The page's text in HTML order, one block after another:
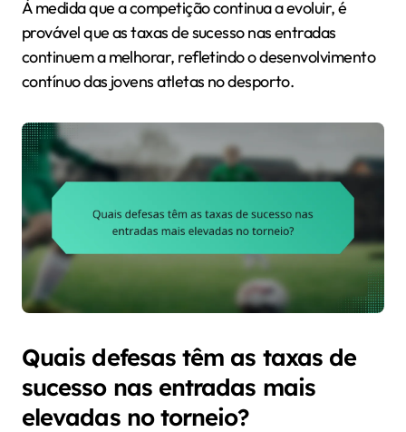
À medida que a competição continua a evoluir, é
provável que as taxas de sucesso nas entradas
continuem a melhorar, refletindo o desenvolvimento
contínuo das jovens atletas no desporto.
Quais defesas têm as taxas de
sucesso nas entradas mais
elevadas no torneio?